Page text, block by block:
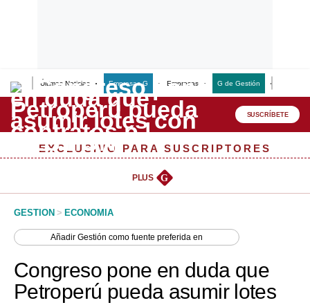
Últimas Noticias Empresas G Empresas G de Gestión
Lo último
Peru Quiosco
Management & Empleo
Perú
SUSCRÍBETE
EXCLUSIVO PARA SUSCRIPTORES
PLUS G
GESTION > ECONOMIA
AñadirGestión como fuente preferida en
Congreso pone en duda que
Petroperú pueda asumir lotes